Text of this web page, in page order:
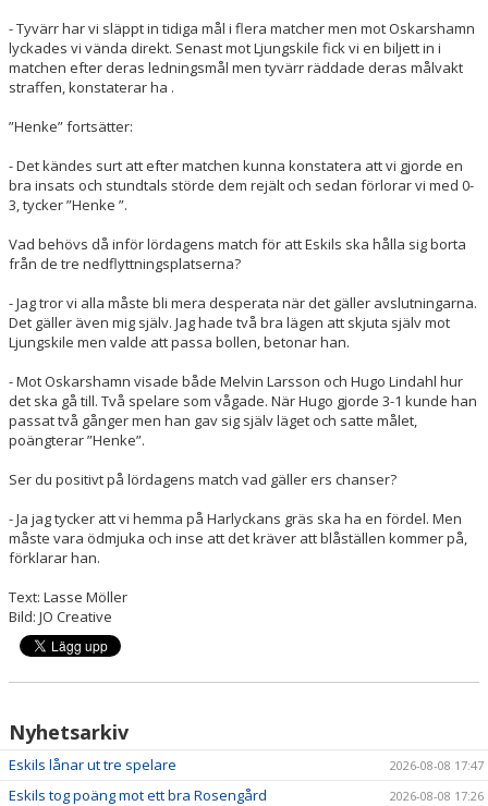
- Tyvärr har vi släppt in tidiga mål i flera matcher men mot Oskarshamn
lyckades vi vända direkt. Senast mot Ljungskile fick vi en biljett in i
matchen efter deras ledningsmål men tyvärr räddade deras målvakt
straffen, konstaterar ha .
”Henke” fortsätter:
- Det kändes surt att efter matchen kunna konstatera att vi gjorde en
bra insats och stundtals störde dem rejält och sedan förlorar vi med 0-
3, tycker ”Henke ”.
Vad behövs då inför lördagens match för att Eskils ska hålla sig borta
från de tre nedflyttningsplatserna?
- Jag tror vi alla måste bli mera desperata när det gäller avslutningarna.
Det gäller även mig själv. Jag hade två bra lägen att skjuta själv mot
Ljungskile men valde att passa bollen, betonar han.
- Mot Oskarshamn visade både Melvin Larsson och Hugo Lindahl hur
det ska gå till. Två spelare som vågade. När Hugo gjorde 3-1 kunde han
passat två gånger men han gav sig själv läget och satte målet,
poängterar ”Henke”.
Ser du positivt på lördagens match vad gäller ers chanser?
- Ja jag tycker att vi hemma på Harlyckans gräs ska ha en fördel. Men
måste vara ödmjuka och inse att det kräver att blåställen kommer på,
förklarar han.
Text: Lasse Möller
Bild: JO Creative
Nyhetsarkiv
Eskils lånar ut tre spelare 2026-08-08 17:47
Eskils tog poäng mot ett bra Rosengård 2026-08-08 17:26